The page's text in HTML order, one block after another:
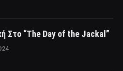
Στο “The Day of the Jackal”